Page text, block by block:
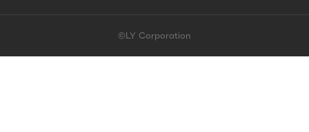
©LY Corporation
このコンテンツは掲載が終了しました | LINE占い